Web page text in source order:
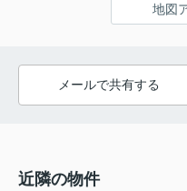
地図
メールで共有する
近隣の物件